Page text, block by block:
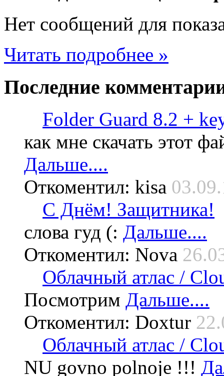
Нет сообщений для
Читать подробнее »
Последние
Folder Guard 8.2 +
как мне скачать этот
Дальше....
Откоментил: kisa
С Днём! Защитника!
слова гуд (: Дальше....
Откоментил: Nova
Облачный атлас /
Посмотрим Дальше....
Откоментил: Doxtur
Облачный атлас /
NU govno polnoje !!!